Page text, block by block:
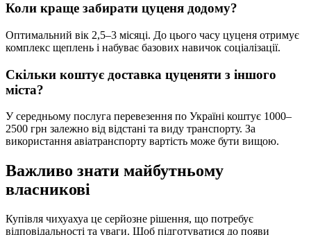
Коли краще забирати цуценя додому?
Оптимальний вік 2,5–3 місяці. До цього часу цуценя отримує
комплекс щеплень і набуває базових навичок соціалізації.
Скільки коштує доставка цуценяти з іншого
міста?
У середньому послуга перевезення по Україні коштує 1000–
2500 грн залежно від відстані та виду транспорту. За
використання авіатранспорту вартість може бути вищою.
Важливо знати майбутньому
власникові
Купівля чихуахуа це серйозне рішення, що потребує
відповідальності та уваги. Щоб підготуватися до появи